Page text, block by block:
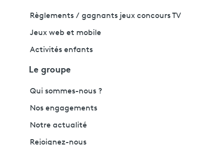
Règlements / gagnants jeux concours TV
Jeux web et mobile
Activités enfants
Le groupe
Qui sommes-nous ?
Nos engagements
Notre actualité
Rejoignez-nous